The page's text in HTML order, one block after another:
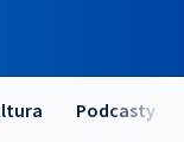
Podcasty